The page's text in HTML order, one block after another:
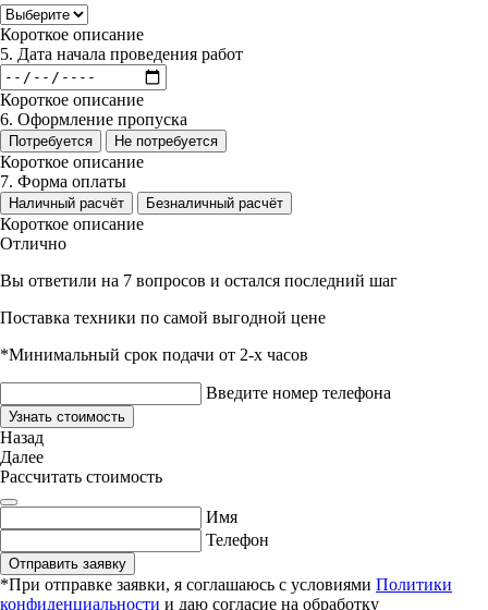
Короткое описание
5. Дата начала проведения работ
Короткое описание
6. Оформление пропуска
Потребуется Не потребуется
Короткое описание
7. Форма оплаты
Наличный расчёт Безналичный расчёт
Короткое описание
Отлично
Вы ответили на 7 вопросов и остался последний шаг
Поставка техники по самой выгодной цене
*Минимальный срок подачи от 2-х часов
Введите номер телефона
Узнать стоимость
Назад
Далее
Рассчитать стоимость
Имя
Телефон
Отправить заявку
*При отправке заявки, я соглашаюсь с условиями Политики
конфиденциальности и даю согласие на обработку